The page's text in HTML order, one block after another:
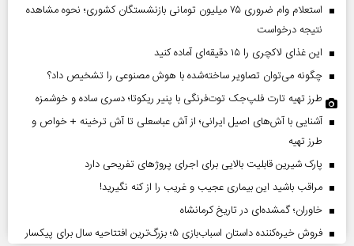
استعلام وام ضروری ۷۵ میلیون تومانی بازنشستگان کشوری؛ نحوه مشاهده
نتیجه درخواست
این غذای لاکچری را ۱۵ دقیقه‌ای آماده کنید
چگونه می‌توان تصاویر ساخته‌شده با هوش مصنوعی را تشخیص داد؟
طرز تهیه تارت فلپ‌جک توت‌فرنگی با پنیر ریکوتا؛ دسری ساده و خوشمزه
آشنایی با آش‌های اصیل ایرانی؛ از آش عباسعلی تا آش ترخینه + خواص و
طرز تهیه
پارک شیرین قابلیت‌ بالایی برای اجرای پروژهای تفریحی دارد
مراقب باشید این بیماری عجیب و غریب را از کنه نگیرید!
خاوران؛ گمشده‌ای در تاریخ کرمانشاه
فروش خیره‌کننده داستان اسباب‌بازی ۵؛ بزرگ‌ترین افتتاحیه سال برای پیکسار